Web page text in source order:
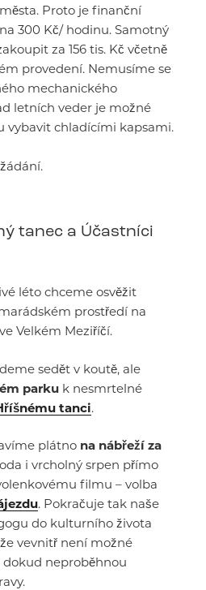
Proto je finanční
300 Kč/ hodinu. Samotný
za 156 tis. Kč včetně
provedení. Nemusíme se
mechanického
letních veder je možné
vybavit chladícími kapsami.
tanec a Účastníci
léto chceme osvěžit
prostředí na
Velkém Meziříčí.
sedět v koutě, ale
parku k nesmrtelné
tanci.
plátno na nábřeží za
i vrcholný srpen přímo
filmu – volba
. Pokračuje tak naše
do kulturního života
vevnitř není možné
neproběhnou